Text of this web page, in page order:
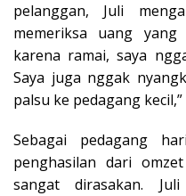
pelanggan, Juli
memeriksa uang yang
karena ramai, saya
Saya juga nggak
palsu ke pedagang
Sebagai pedagang
penghasilan dari
sangat dirasakan.